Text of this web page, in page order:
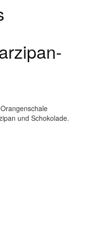
und Schokolade.